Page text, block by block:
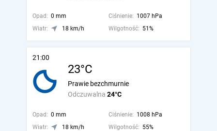
Opad: 0 mm Ciśnienie: 1007 hPa
Wiatr:
18 km/h Wilgotność: 51%
21:00
23°C
Odczuwalna 24°C
Prawie bezchmurnie
Opad: 0 mm Ciśnienie: 1008 hPa
Wiatr:
18 km/h Wilgotność: 55%